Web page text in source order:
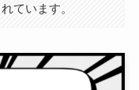
ています。